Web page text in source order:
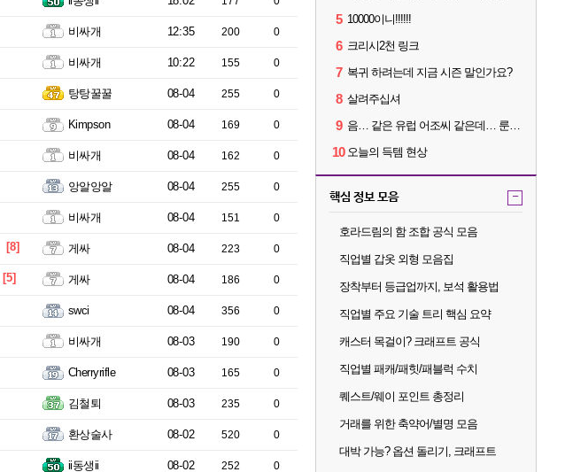
비싸개 12:35 200 0
비싸개 10:22 155 0
탕탕꿀꿀 08-04 255 0
Kimpson 08-04 169 0
비싸개 08-04 162 0
앙알앙알 08-04 255 0
비싸개 08-04 151 0
[8] 게싸 08-04 223 0
[5] 게싸 08-04 186 0
swci 08-04 356 0
비싸개 08-03 190 0
Cherryrifle 08-03 165 0
김철퇴 08-03 235 0
환상술사 08-02 520 0
ii동생ii 08-02 252 0
5 10000이니!!!!!!
6 크리시2천 링크
7 복귀 하려는데 지금 시즌 말인가요?
8 살려주십셔
9 음… 같은 유럽 어조씨 같은데… 룬을 이상하게 파는데 리뷰가 다 5별이네요?
10 오늘의 득템 현상
핵심 정보 모음 -
호라드림의 함 조합 공식 모음
직업별 갑옷 외형 모음집
장착부터 등급업까지, 보석 활용법
직업별 주요 기술 트리 핵심 요약
캐스터 목걸이? 크래프트 공식
직업별 패캐/패힛/패블럭 수치
퀘스트/웨이 포인트 총정리
거래를 위한 축약어/별명 모음
대박 가능? 옵션 돌리기, 크래프트